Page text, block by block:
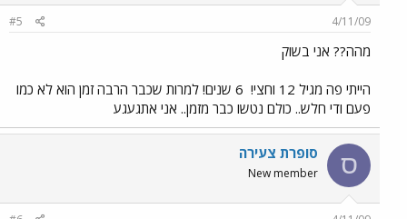
4/11/09
#5
מהה?? אני בשוק
הייתי פה מגיל 12 וחצי!
6 שנים! למרות שכבר הרבה זמן הוא לא כמו
פעם ודי חלש.. כולם נטשו כבר מזמן.. אני אתגעגע
ס סופרת צעירה
New member